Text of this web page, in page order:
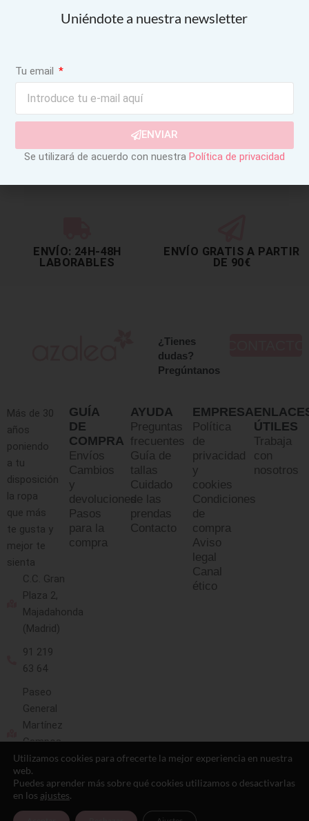
ENVÍO: 24H-48H
LABORABLES
ENVÍO GRATIS A PARTIR
DE 90€
¿Tienes
dudas?
Pregúntanos
Más de 30
años
poniendo
a tu
disposición
la ropa
que más
te gusta y
mejor te
sienta
C.C. Gran
Plaza 2,
Majadahonda
(Madrid)
91 219
63 64
Paseo
General
Martínez
Campos
13
(Madrid)
91 593
10 88
GUÍA
DE
COMPRA
Envíos
Cambios
y
devoluciones
Pasos
para la
compra
AYUDA
Preguntas
frecuentes
Guía de
tallas
Cuidado
de las
prendas
Contacto
EMPRESA
Política
de
privacidad
y
cookies
Condiciones
de
compra
Aviso
legal
Canal
ético
ÚTILES
Trabaja
con
nosotros
Utilizamos cookies para ofrecerte la mejor experiencia en nuestra
web.
Puedes aprender más sobre qué cookies utilizamos o desactivarlas
en los ajustes.
Uniéndote a nuestra newsletter
Tu email
ENVIAR
Se utilizará de acuerdo con nuestra Política de privacidad